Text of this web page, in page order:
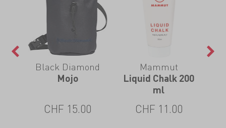
Black Diamond
Mojo
CHF 15.00
Mammut
Liquid Chalk 200
ml
CHF 11.00